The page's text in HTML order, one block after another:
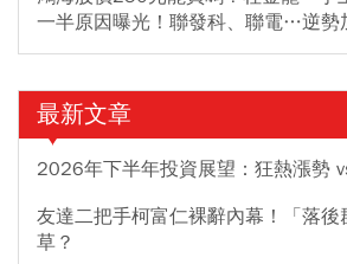
一半原因曝光！聯發科、聯電…逆勢
最新文章
2026年下半年投資展望：狂熱漲勢
友達二把手柯富仁裸辭內幕！「落後
草？